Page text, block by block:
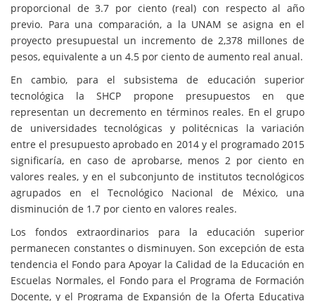
proporcional de 3.7 por ciento (real) con respecto al año
previo. Para una comparación, a la UNAM se asigna en el
proyecto presupuestal un incremento de 2,378 millones de
pesos, equivalente a un 4.5 por ciento de aumento real anual.
En cambio, para el subsistema de educación superior
tecnológica la SHCP propone presupuestos en que
representan un decremento en términos reales. En el grupo
de universidades tecnológicas y politécnicas la variación
entre el presupuesto aprobado en 2014 y el programado 2015
significaría, en caso de aprobarse, menos 2 por ciento en
valores reales, y en el subconjunto de institutos tecnológicos
agrupados en el Tecnológico Nacional de México, una
disminución de 1.7 por ciento en valores reales.
Los fondos extraordinarios para la educación superior
permanecen constantes o disminuyen. Son excepción de esta
tendencia el Fondo para Apoyar la Calidad de la Educación en
Escuelas Normales, el Fondo para el Programa de Formación
Docente, y el Programa de Expansión de la Oferta Educativa